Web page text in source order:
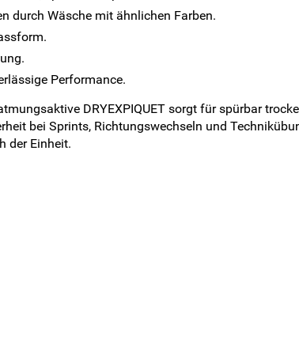
durch Wäsche mit ähnlichen Farben.
Performance.
DRYEXPIQUET sorgt für spürbar
bei Sprints, Richtungswechseln und
der Einheit.